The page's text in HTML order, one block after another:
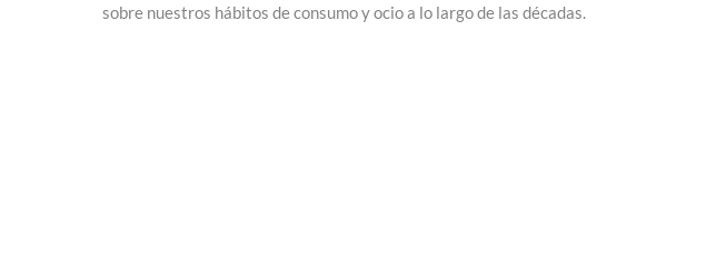
sobre nuestros hábitos de consumo y ocio a lo largo de las décadas.